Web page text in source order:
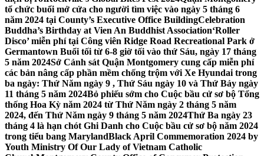
tổ chức buổi mở cửa cho người tìm việc vào ngày 5 tháng 6
năm 2024 tại County’s Executive Office BuildingCelebration
Buddha’s Birthday at Vien An Buddhist Association‘Roller
Disco’ miễn phí tại Công viên Ridge Road Recreational Park ở
Germantown Buổi tối từ 6-8 giờ tối vào thứ Sáu, ngày 17 tháng
5 năm 2024Sở Cảnh sát Quận Montgomery cung cấp miễn phí
các bản nâng cấp phần mềm chống trộm với Xe Hyundai trong
ba ngày: Thứ Năm ngày 9 , Thứ Sáu ngày 10 và Thứ Bảy ngày
11 tháng 5 năm 2024Bỏ phiếu sớm cho Cuộc bầu cử sơ bộ Tổng
thống Hoa Kỳ năm 2024 từ Thứ Năm ngày 2 tháng 5 năm
2024, đến Thứ Năm ngày 9 tháng 5 năm 2024Thứ Ba ngày 23
tháng 4 là hạn chót Ghi Danh cho Cuộc bầu cử sơ bộ năm 2024
trong tiểu bang MarylandBlack April Commemoration 2024 by
Youth Ministry Of Our Lady of Vietnam Catholic